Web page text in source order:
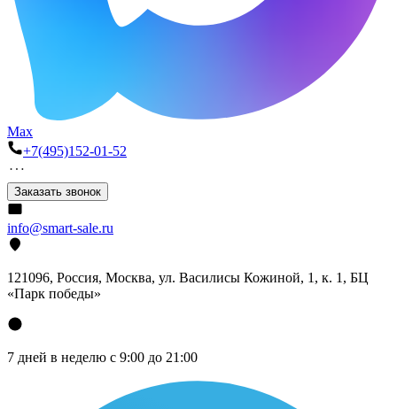
Max
+7(495)152-01-52
Заказать звонок
info@smart-sale.ru
121096, Россия, Москва, ул. Василисы Кожиной, 1, к. 1, БЦ
«Парк победы»
7 дней в неделю с 9:00 до 21:00